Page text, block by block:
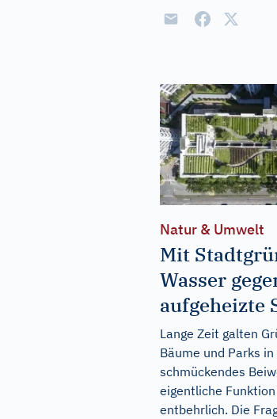
Natur & Umwelt
Mit
Wasser
aufgeheizte
Lange Zeit galten
Bäume und Parks
schmückendes
eigentliche
entbehrlich. Die